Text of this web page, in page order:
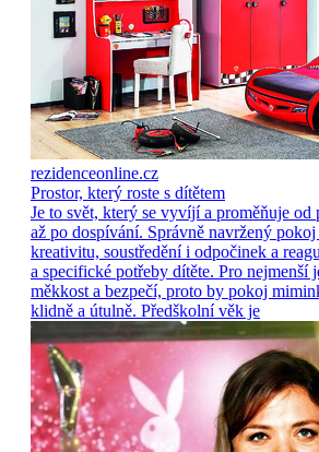
rezidenceonline.cz
Prostor, který roste s dítětem
Je to svět, který se vyvíjí a proměňuje
až po dospívání. Správně navržený
kreativitu, soustředění i odpočinek a
a specifické potřeby dítěte. Pro nejmenší
měkkost a bezpečí, proto by pokoj
klidně a útulně. Předškolní věk je